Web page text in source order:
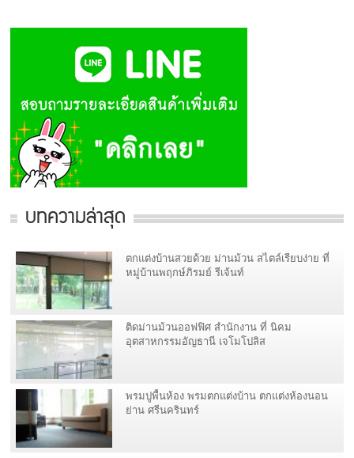
บทความล่าสุด
ตกแต่งบ้านสวยด้วย ม่านม้วน สไตล์เรียบง่าย ที่
หมู่บ้านพฤกษ์ภิรมย์ รีเจ้นท์
ติดม่านม้วนออฟฟิศ สำนักงาน ที่ นิคม
อุตสาหกรรมอัญธานี เจโมโปลิส
พรมปูพื้นห้อง พรมตกแต่งบ้าน ตกแต่งห้องนอน
ย่าน ศรีนครินทร์